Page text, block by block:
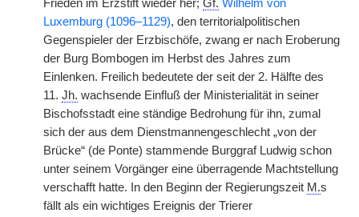
Frieden im Erzstift wieder her; Gf. Wilhelm von
Luxemburg (1096–1129), den territorialpolitischen
Gegenspieler der Erzbischöfe, zwang er nach Eroberung
der Burg Bombogen im Herbst des Jahres zum
Einlenken. Freilich bedeutete der seit der 2. Hälfte des
11. Jh. wachsende Einfluß der Ministerialität in seiner
Bischofsstadt eine ständige Bedrohung für ihn, zumal
sich der aus dem Dienstmannengeschlecht „von der
Brücke“ (de Ponte) stammende Burggraf Ludwig schon
unter seinem Vorgänger eine überragende Machtstellung
verschafft hatte. In den Beginn der Regierungszeit M.s
fällt als ein wichtiges Ereignis der Trierer